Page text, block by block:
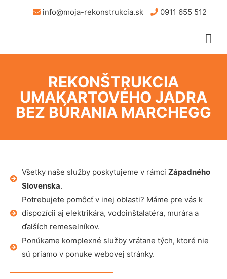
info@moja-rekonstrukcia.sk 0911 655 512
REKONŠTRUKCIA
UMAKARTOVÉHO JADRA
BEZ BÚRANIA MARCHEGG
Všetky naše služby poskytujeme v rámci Západného
Slovenska.
Potrebujete pomôcť v inej oblasti? Máme pre vás k
dispozícii aj elektrikára, vodoinštalatéra, murára a
ďalších remeselníkov.
Ponúkame komplexné služby vrátane tých, ktoré nie
sú priamo v ponuke webovej stránky.